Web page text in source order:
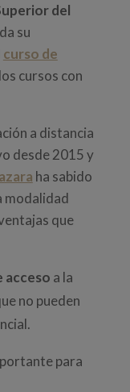
del
su
curso de
cursos con
a distancia
desde 2015 y
ha sabido
modalidad
que
acceso a la
no pueden
para